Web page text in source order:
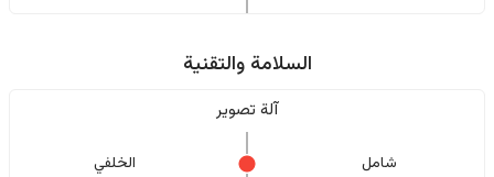
السلامة والتقنية
آلة تصوير
شامل الخلفي